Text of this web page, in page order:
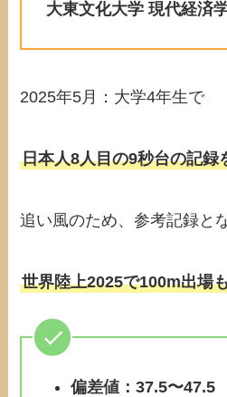
大東文化大学 現代経済
2025年5月：大学4年生で
日本人8人目の9秒台の記録
追い風のため、参考記録と
世界陸上2025で100m出場
偏差値：37.5〜47.5